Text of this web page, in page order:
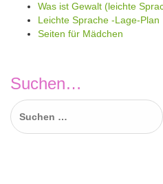
Was ist Gewalt (leichte
Leichte Sprache -Lage-Plan
Seiten für Mädchen
Suchen…
Suchen
nach: